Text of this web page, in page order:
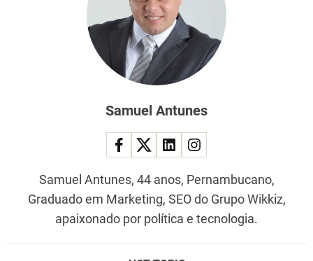
Samuel Antunes
Samuel Antunes, 44 anos, Pernambucano,
Graduado em Marketing, SEO do Grupo Wikkiz,
apaixonado por política e tecnologia.